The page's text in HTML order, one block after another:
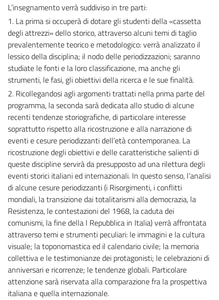
L’insegnamento verrà suddiviso in tre parti:
1. La prima si occuperà di dotare gli studenti della «cassetta
degli attrezzi» dello storico, attraverso alcuni temi di taglio
prevalentemente teorico e metodologico: verrà analizzato il
lessico della disciplina; il nodo delle periodizzazioni; saranno
studiate le fonti e la loro classificazione, ma anche gli
strumenti, le fasi, gli obiettivi della ricerca e le sue finalità.
2. Ricollegandosi agli argomenti trattati nella prima parte del
programma, la seconda sarà dedicata allo studio di alcune
recenti tendenze storiografiche, di particolare interesse
soprattutto rispetto alla ricostruzione e alla narrazione di
eventi e cesure periodizzanti dell’età contemporanea. La
ricostruzione degli obiettivi e delle caratteristiche salienti di
queste discipline servirà da presupposto ad una rilettura degli
eventi storici italiani ed internazionali. In questo senso, l’analisi
di alcune cesure periodizzanti (i Risorgimenti, i conflitti
mondiali, la transizione dai totalitarismi alla democrazia, la
Resistenza, le contestazioni del 1968, la caduta dei
comunismi, la fine della I Repubblica in Italia) verrà affrontata
attraverso temi e strumenti peculiari: le immagini e la cultura
visuale; la toponomastica ed il calendario civile; la memoria
collettiva e le testimonianze dei protagonisti; le celebrazioni di
anniversari e ricorrenze; le tendenze globali. Particolare
attenzione sarà riservata alla comparazione fra la prospettiva
italiana e quella internazionale.